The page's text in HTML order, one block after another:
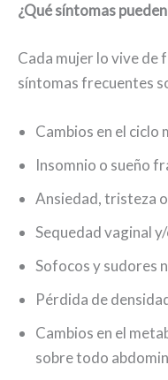
¿Qué síntomas
Cada mujer lo vive de
síntomas frecuentes
Cambios en el ciclo
Insomnio o sueño
Ansiedad, tristeza
Sequedad vaginal
Sofocos y sudores
Pérdida de
Cambios en el
sobre todo